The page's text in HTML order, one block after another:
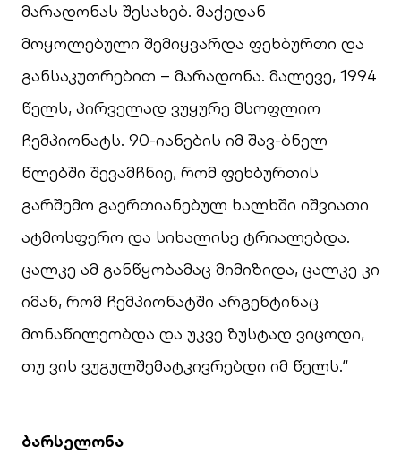
მარადონას შესახებ. მაქედან
მოყოლებული შემიყვარდა ფეხბურთი და
განსაკუთრებით – მარადონა. მალევე, 1994
წელს, პირველად ვუყურე მსოფლიო
ჩემპიონატს. 90-იანების იმ შავ-ბნელ
წლებში შევამჩნიე, რომ ფეხბურთის
გარშემო გაერთიანებულ ხალხში იშვიათი
ატმოსფერო და სიხალისე ტრიალებდა.
ცალკე ამ განწყობამაც მიმიზიდა, ცალკე კი
იმან, რომ ჩემპიონატში არგენტინაც
მონაწილეობდა და უკვე ზუსტად ვიცოდი,
თუ ვის ვუგულშემატკივრებდი იმ წელს.“
ბარსელონა